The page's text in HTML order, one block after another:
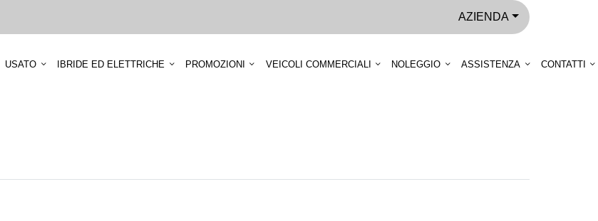
AZIENDA
USATO IBRIDE ED ELETTRICHE PROMOZIONI VEICOLI COMMERCIALI NOLEGGIO ASSISTENZA CONTATTI